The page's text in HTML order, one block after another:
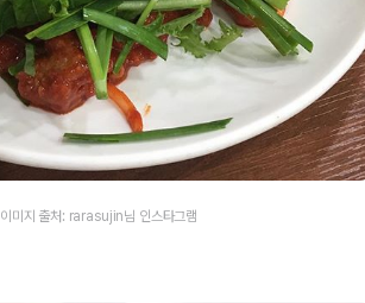
이미지 출처: rarasujin님 인스타그램